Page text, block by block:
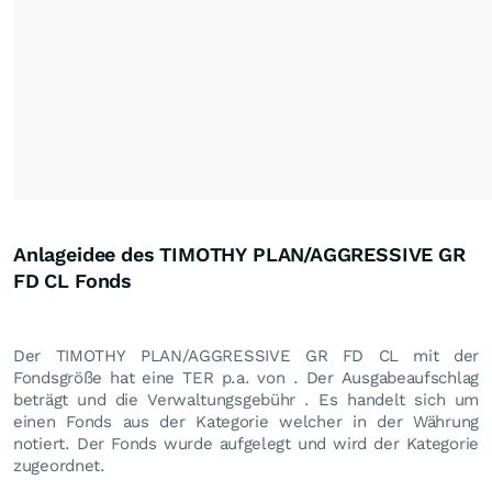
Anlageidee des TIMOTHY PLAN/AGGRESSIVE GR
FD CL Fonds
Der TIMOTHY PLAN/AGGRESSIVE GR FD CL mit der
Fondsgröße hat eine TER p.a. von . Der Ausgabeaufschlag
beträgt und die Verwaltungsgebühr . Es handelt sich um
einen Fonds aus der Kategorie welcher in der Währung
notiert. Der Fonds wurde aufgelegt und wird der Kategorie
zugeordnet.